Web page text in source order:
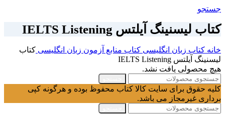
جستجو
کتاب لیسنینگ آیلتس IELTS Listening
خانه کتاب زبان انگلیسی کتاب منابع آزمون زبان انگلیسی کتاب
لیسنینگ آیلتس IELTS Listening
هیچ محصولی یافت نشد.
کلیه حقوق برای سایت کالا کتاب محفوظ بوده و هرگونه کپی
برداری غیرمجاز می باشد.